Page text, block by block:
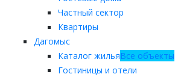
Частный сектор
Квартиры
Дагомыс
Каталог жильяВсе объекты
Гостиницы и отели